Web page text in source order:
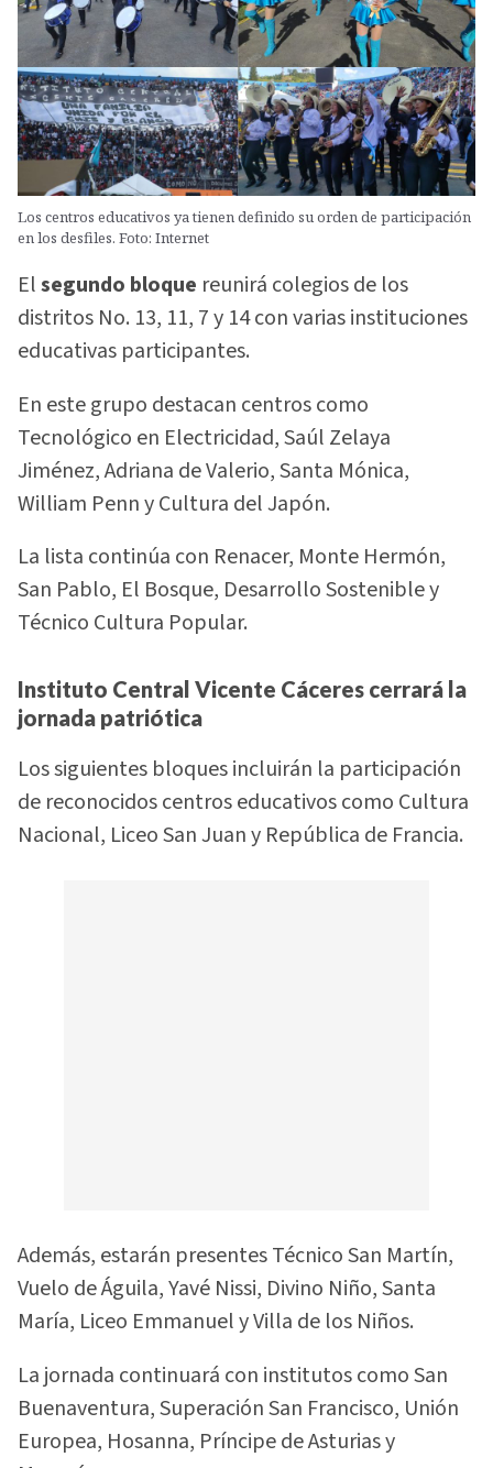
Los centros educativos ya tienen definido su orden de participación
en los desfiles. Foto: Internet
Elsegundo bloque reunirá colegios de los
distritos No. 13, 11, 7 y 14 con varias instituciones
educativas participantes.
En este grupo destacan centros como
Tecnológico en Electricidad, Saúl Zelaya
Jiménez, Adriana de Valerio, Santa Mónica,
William Penn y Cultura del Japón.
La lista continúa con Renacer, Monte Hermón,
San Pablo, El Bosque, Desarrollo Sostenible y
Técnico Cultura Popular.
Instituto Central Vicente Cáceres cerrará la
jornada patriótica
Los siguientes bloques incluirán la participación
de reconocidos centros educativos como Cultura
Nacional, Liceo San Juan y República de Francia.
Además, estarán presentes Técnico San Martín,
Vuelo de Águila, Yavé Nissi, Divino Niño, Santa
María, Liceo Emmanuel y Villa de los Niños.
La jornada continuará con institutos como San
Buenaventura, Superación San Francisco, Unión
Europea, Hosanna, Príncipe de Asturias y